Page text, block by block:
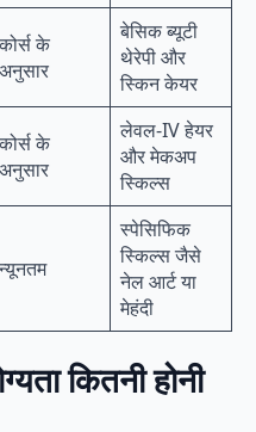
कोर्स के
अनुसार
बेसिक ब्यूटी
थेरेपी और
स्किन केयर
कोर्स के
अनुसार
लेवल-IV हेयर
और मेकअप
स्किल्स
न्यूनतम
स्पेसिफिक
स्किल्स जैसे
नेल आर्ट या
मेहंदी
कितनी होनी